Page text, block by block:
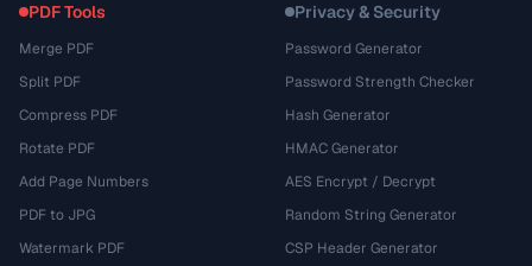
PDF Tools
Merge PDF
Split PDF
Compress PDF
Rotate PDF
Add Page Numbers
PDF to JPG
Watermark PDF
Privacy & Security
Password Generator
Password Strength Checker
Hash Generator
HMAC Generator
AES Encrypt / Decrypt
Random String Generator
CSP Header Generator